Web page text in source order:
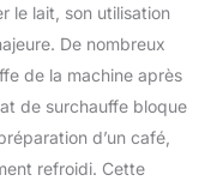
le lait, son utilisation
De nombreux
de la machine après
de surchauffe bloque
d’un café,
refroidi. Cette